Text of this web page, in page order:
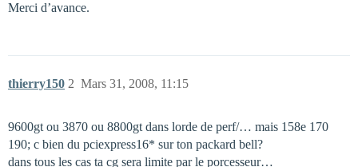
Merci d’avance.
thierry150 Mars 31, 2008, 11:15
2
9600gt ou 3870 ou 8800gt dans lorde de perf/… mais 158e 170
190; c bien du pciexpress16* sur ton packard bell?
dans tous les cas ta cg sera limite par le porcesseur…